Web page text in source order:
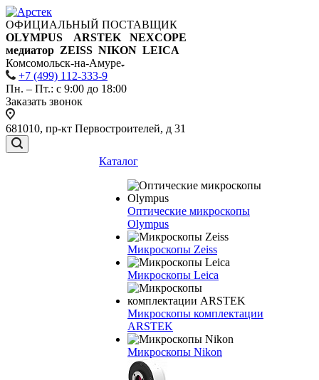
ОФИЦИАЛЬНЫЙ ПОСТАВЩИК
OLYMPUS ARSTEK NEXCOPE
медиатор ZEISS NIKON LEICA
Комсомольск-на-Амуре
+7 (499) 112-333-9
Пн. – Пт.: с 9:00 до 18:00
Заказать звонок
681010, пр-кт Первостроителей, д 31
Каталог
Оптические микроскопы
Olympus
Микроскопы Zeiss
Микроскопы Leica
Микроскопы комплектации
ARSTEK
Микроскопы Nikon